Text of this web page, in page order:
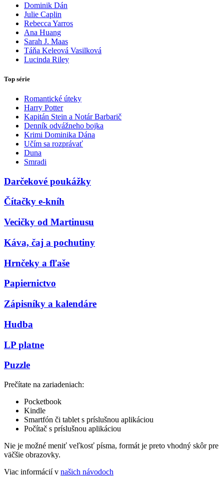
Dominik Dán
Julie Caplin
Rebecca Yarros
Ana Huang
Sarah J. Maas
Táňa Keleová Vasilková
Lucinda Riley
Top série
Romantické úteky
Harry Potter
Kapitán Stein a Notár Barbarič
Denník odvážneho bojka
Krimi Dominika Dána
Učím sa rozprávať
Duna
Smradi
Darčekové poukážky
Čítačky e-kníh
Vecičky od Martinusu
Káva, čaj a pochutiny
Hrnčeky a fľaše
Papiernictvo
Zápisníky a kalendáre
Hudba
LP platne
Puzzle
Prečítate na zariadeniach:
Pocketbook
Kindle
Smartfón či tablet s príslušnou aplikáciou
Počítač s príslušnou aplikáciou
Nie je možné meniť veľkosť písma, formát je preto vhodný skôr pre
väčšie obrazovky.
Viac informácií v našich návodoch